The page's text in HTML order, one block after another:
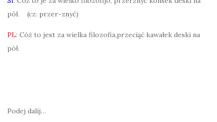
pōł. (cz: przer-znyć)
PL: Cóż to jest za wielka filozofia,przeciąć kawałek deski na
pół.
Podej dalij…